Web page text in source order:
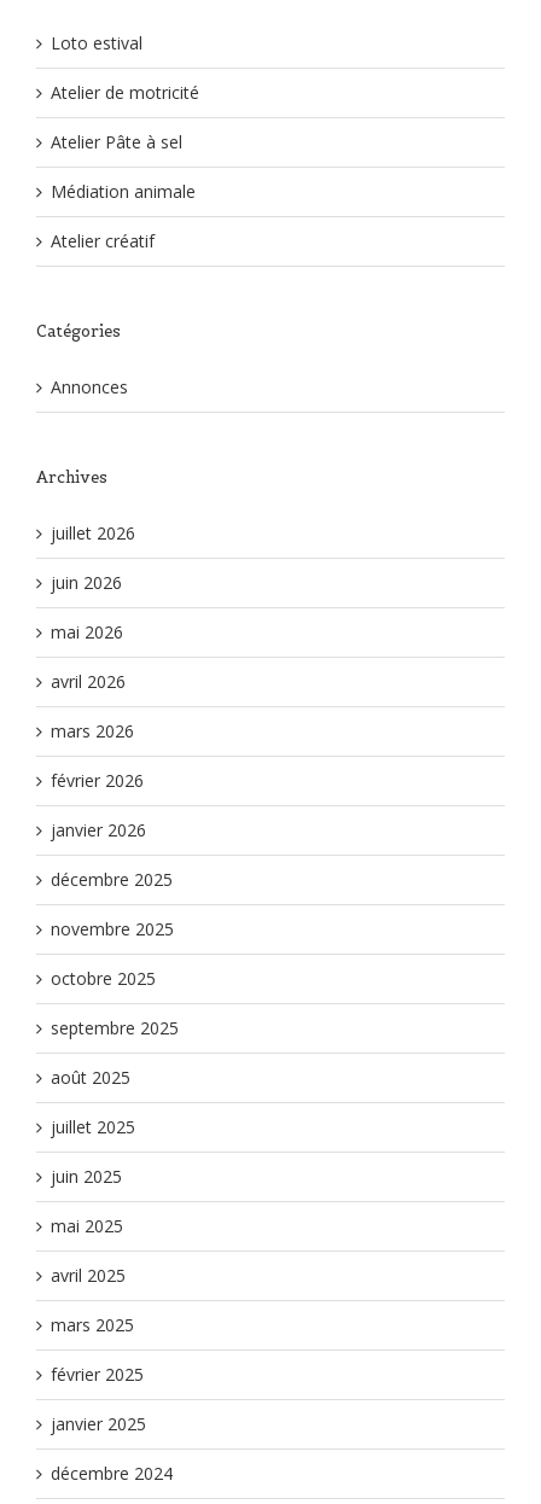
Loto estival
Atelier de motricité
Atelier Pâte à sel
Médiation animale
Atelier créatif
Catégories
Annonces
Archives
juillet 2026
juin 2026
mai 2026
avril 2026
mars 2026
février 2026
janvier 2026
décembre 2025
novembre 2025
octobre 2025
septembre 2025
août 2025
juillet 2025
juin 2025
mai 2025
avril 2025
mars 2025
février 2025
janvier 2025
décembre 2024